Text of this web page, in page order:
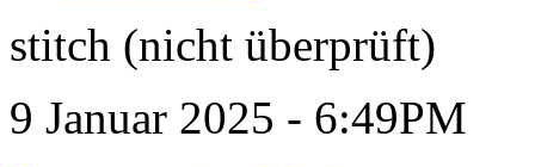
stitch (nicht überprüft)
9 Januar 2025 - 6:49PM